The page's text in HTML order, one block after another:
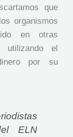
que
organismos
en otras
utilizando el
por su
ELN